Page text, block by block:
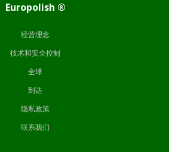
Europolish ®
经营理念
技术和安全控制
全球
到达
隐私政策
联系我们